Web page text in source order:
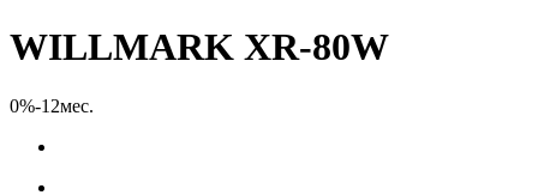
WILLMARK XR-80W
0%-12мес.